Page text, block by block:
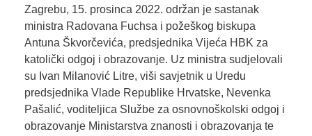
Zagrebu, 15. prosinca 2022. održan je sastanak
ministra Radovana Fuchsa i požeškog biskupa
Antuna Škvorčevića, predsjednika Vijeća HBK za
katolički odgoj i obrazovanje. Uz ministra sudjelovali
su Ivan Milanović Litre, viši savjetnik u Uredu
predsjednika Vlade Republike Hrvatske, Nevenka
Pašalić, voditeljica Službe za osnovnoškolski odgoj i
obrazovanje Ministarstva znanosti i obrazovanja te